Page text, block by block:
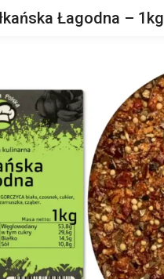
Łagodna – 1kg